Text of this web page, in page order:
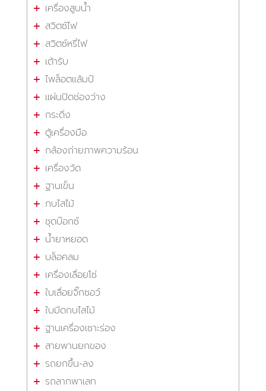
เครื่องสูบน้ำ
สวิตซ์ไฟ
สวิตซ์หรี่ไฟ
เต้ารับ
ไพล็อตแล้มป์
แผ่นปิดช่องว่าง
กระดิ่ง
ตู้เครื่องมือ
กล้องถ่ายภาพความร้อน
เครื่องวัด
ฐานเข็น
กบไสไม้
ชุดบ๊อกซ์
น้ำยาหยอด
บล็อคลม
เครื่องเลื่อยโซ่
ใบเลื่อยจิ๊กซอว์
ใบมีดกบไสไม้
ฐานเครื่องเซาะร่อง
สายพานยกของ
รถยกขึ้น-ลง
รถลากพาเลท